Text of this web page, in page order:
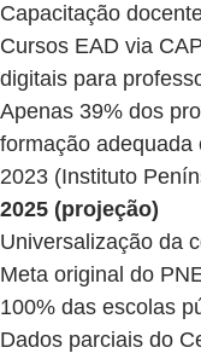
Capacitação
Cursos EAD via
digitais para
Apenas 39% dos
formação adequada
2023 (Instituto
2025 (projeção)
Universalização da
Meta original do
100% das escolas
Dados parciais do